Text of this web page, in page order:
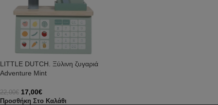
LITTLE DUTCH. Ξύλινη ζυγαριά
Adventure Mint
22,00€ 17,00€
Προσθήκη Στο Καλάθι